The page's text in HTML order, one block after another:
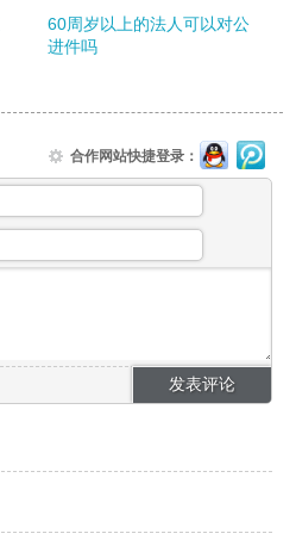
60周岁以上的法人可以对公
进件吗
合作网站快捷登录：